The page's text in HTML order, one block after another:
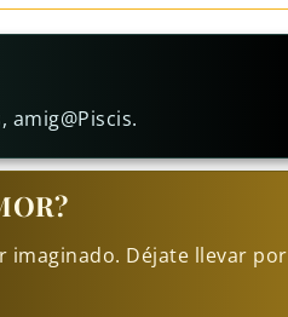
imaginado. Déjate llevar por